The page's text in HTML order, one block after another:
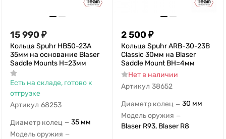
15 990 ₽
Кольца Spuhr HB50-23A
35мм на основание Blaser
Saddle Mounts H=23мм
Есть на складе, готово к
отгрузке
Артикул 68253
Диаметр колец — 35 мм
Модель оружия —
2 500 ₽
Кольца Spuhr ARB-30-23B
Classic 30мм на Blaser
Saddle Mount ВН=4мм
Нет в наличии
Артикул 38652
Диаметр колец — 30 мм
Модель оружия —
Blaser R93, Blaser R8